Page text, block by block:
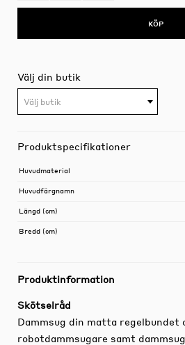
KÖP
Välj din butik
Välj butik
Produktspecifikationer
Huvudmaterial
Huvudfärgnamn
Längd (cm)
Bredd (cm)
Produktinformation
Skötselråd
Dammsug din matta regelbundet
robotdammsugare samt